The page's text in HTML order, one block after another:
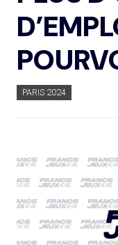
PARIS 2024